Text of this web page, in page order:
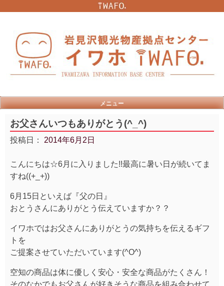
メニュー
お父さんいつもありがとう(^_^)
投稿日： 2014年6月2日
こんにちは☆6月に入りました!!最高に暑い日が続いてま
すね((+_+))
6月15日といえば『父の日』
おとうさんにありがとう伝えていますか？？
イワホではお父さんにありがとうの気持ちを伝えるギフ
トを
ご提案させていただいています(^O^)
空知の商品は体に優しく安心・安全な商品がたくさん！
そのなかでもお父さんが好きそうな商品を組み合わせて